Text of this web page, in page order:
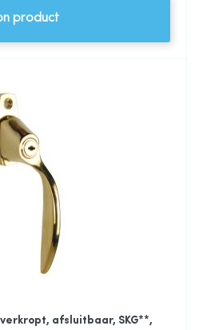
product
afsluitbaar, SKG**,